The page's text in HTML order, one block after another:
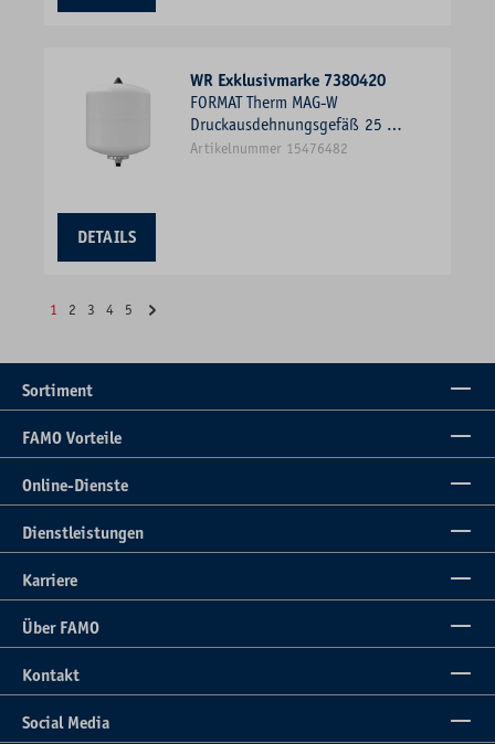
WR Exklusivmarke 7380420
FORMAT Therm MAG-W
Druckausdehnungsgefäß 25 l,
für Trinkwasser, 4 bar/70 Grad
Artikelnummer 15476482
DETAILS
1 2 3 4 5
Sortiment
FAMO Vorteile
Online-Dienste
Dienstleistungen
Karriere
Über FAMO
Kontakt
Social Media